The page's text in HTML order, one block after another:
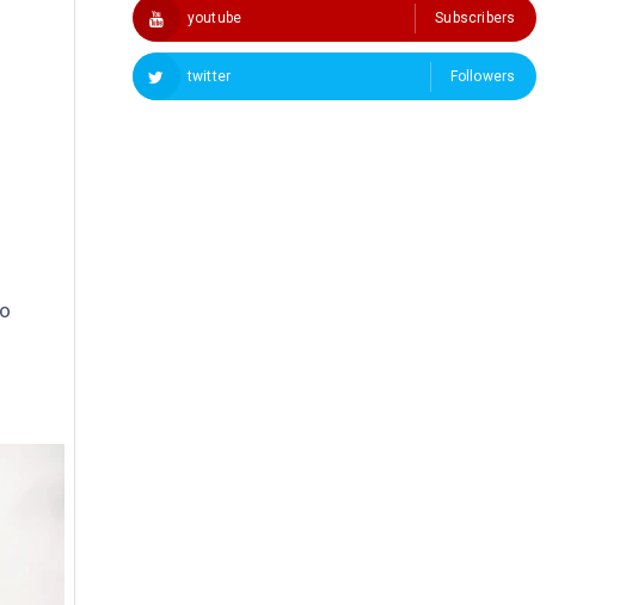
youtube Subscribers
twitter Followers